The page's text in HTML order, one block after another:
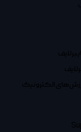
الکترونیک